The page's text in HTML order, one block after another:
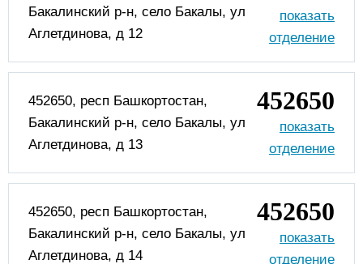
Бакалинский р-н, село Бакалы, ул
Аглетдинова, д 12
452650, респ Башкортостан,
Бакалинский р-н, село Бакалы, ул
Аглетдинова, д 13
452650
452650, респ Башкортостан,
Бакалинский р-н, село Бакалы, ул
Аглетдинова, д 14
452650